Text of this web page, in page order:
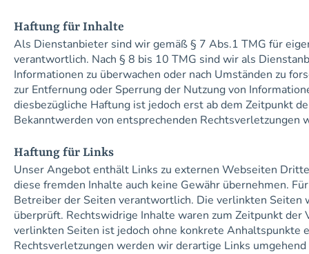
Haftung für Inhalte
Als Dienstanbieter sind wir gemäß § 7 Abs.1 TMG für
verantwortlich. Nach § 8 bis 10 TMG sind wir als
Informationen zu überwachen oder nach Umständen zu
zur Entfernung oder Sperrung der Nutzung von
diesbezügliche Haftung ist jedoch erst ab dem Zeitpunkt
Bekanntwerden von entsprechenden
Haftung für Links
Unser Angebot enthält Links zu externen Webseiten
diese fremden Inhalte auch keine Gewähr übernehmen.
Betreiber der Seiten verantwortlich. Die verlinkten Seiten
überprüft. Rechtswidrige Inhalte waren zum Zeitpunkt
verlinkten Seiten ist jedoch ohne konkrete Anhaltspunkte
Rechtsverletzungen werden wir derartige Links